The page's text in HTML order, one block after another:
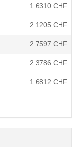
1.6310 CHF
2.1205 CHF
2.7597 CHF
2.3786 CHF
1.6812 CHF